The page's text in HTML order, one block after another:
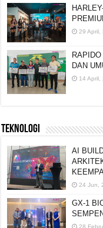
29 April,
DAN
14 April,
TEKNOLOGI
AI
24 Jun,
GX-1
28